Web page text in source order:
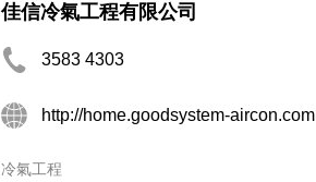
佳信冷氣工程有限公司
3583 4303
http://home.goodsystem-aircon.com
冷氣工程